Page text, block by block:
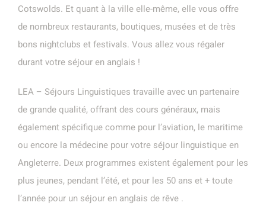
Cotswolds. Et quant à la ville elle-même, elle vous offre
de nombreux restaurants, boutiques, musées et de très
bons nightclubs et festivals. Vous allez vous régaler
durant votre séjour en anglais !
LEA – Séjours Linguistiques travaille avec un partenaire
de grande qualité, offrant des cours généraux, mais
également spécifique comme pour l’aviation, le maritime
ou encore la médecine pour votre séjour linguistique en
Angleterre. Deux programmes existent également pour les
plus jeunes, pendant l’été, et pour les 50 ans et + toute
l’année pour un séjour en anglais de rêve .